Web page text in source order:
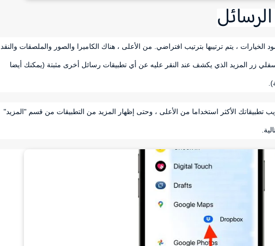
، يتم ترتيبها بترتيب افتراضي. من الأعلى ، هناك الكاميرا والصور والملصقات والنقد
زر المزيد الذي يكشف عند النقر عليه عن أي تطبيقات رسائل أخرى مثبتة (يمكنك أيضا
تطبيقاتك الأكثر استخداما من الأعلى ، وحتى إظهار المزيد من التطبيقات من قسم "المزيد"